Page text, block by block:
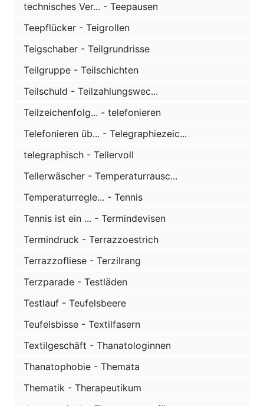
technisches Ver... - Teepausen
Teepflücker - Teigrollen
Teigschaber - Teilgrundrisse
Teilgruppe - Teilschichten
Teilschuld - Teilzahlungswec...
Teilzeichenfolg... - telefonieren
Telefonieren üb... - Telegraphiezeic...
telegraphisch - Tellervoll
Tellerwäscher - Temperaturrausc...
Temperaturregle... - Tennis
Tennis ist ein ... - Termindevisen
Termindruck - Terrazzoestrich
Terrazzofliese - Terzilrang
Terzparade - Testläden
Testlauf - Teufelsbeere
Teufelsbisse - Textilfasern
Textilgeschäft - Thanatologinnen
Thanatophobie - Themata
Thematik - Therapeutikum